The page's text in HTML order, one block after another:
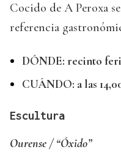
Cocido de A Peroxa
referencia
DÓNDE: recinto
CUÁNDO: a las
Escultura
Ourense / “Óxido”